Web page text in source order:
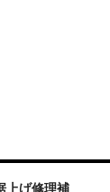
上げ修理補